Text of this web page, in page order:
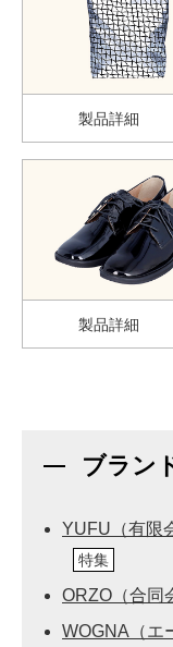
製品詳細
製品詳細
ブラン
YUFU（有限
特集
ORZO（合同
WOGNA（エ